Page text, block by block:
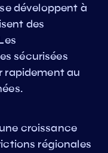
développent à
des
sécurisées
rapidement au
croissance
régionales